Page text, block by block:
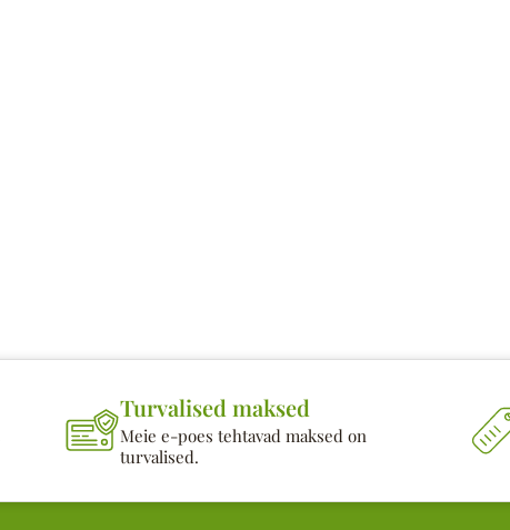
Turvalised maksed
Meie e-poes tehtavad maksed on
turvalised.